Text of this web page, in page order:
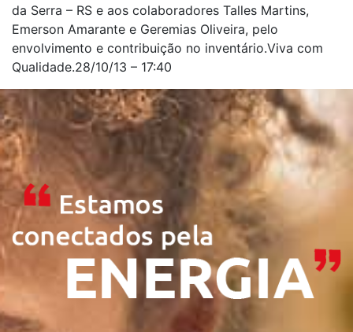
da Serra – RS e aos colaboradores Talles Martins,
Emerson Amarante e Geremias Oliveira, pelo
envolvimento e contribuição no inventário.Viva com
Qualidade.28/10/13 – 17:40